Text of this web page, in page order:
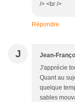
/> <br />
Répondre
J Jean-
J'apprécie
Quant au
quelque
sables